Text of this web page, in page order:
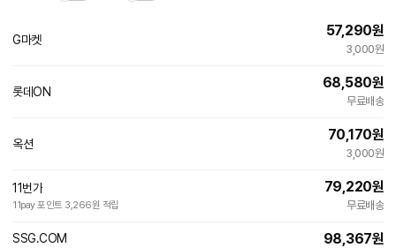
G마켓
57,290원
3,000원
롯데ON
68,580원
무료배송
옥션
70,170원
3,000원
11번가
11pay 포인트 3,266원 적립
79,220원
무료배송
SSG.COM 98,367원